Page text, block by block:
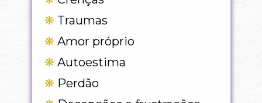
❋ Traumas
❋ Amor próprio
❋ Autoestima
❋ Perdão